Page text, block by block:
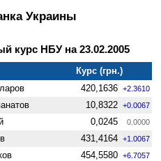
Украины
курс НБУ на 23.02.2005
Курс (грн.)
420,1636 +2.3610
10,8322 +0.0067
0,0245 0.0000
431,4164 +1.0067
454,5580 +6.7057